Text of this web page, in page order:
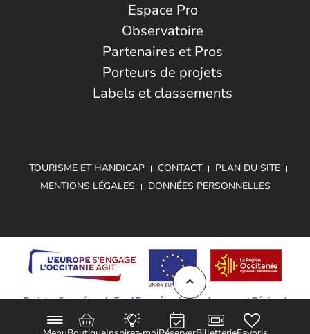
Espace Pro
Observatoire
Partenaires et Pros
Porteurs de projets
Labels et classements
TOURISME ET HANDICAP CONTACT
PLAN DU SITE
MENTIONS LÉGALES
DONNÉES PERSONNELLES
Projet cofinancé par le Fond Européen de Développement Régional